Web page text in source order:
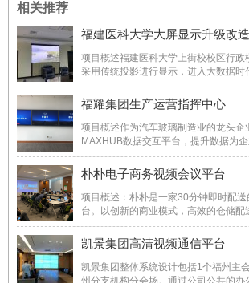
相关推荐
福建医科大学大屏显示升级改造
项目概述福建医科大学上街校校区行政
采用传统投影进行显示，进入大数据时
室，会议室效率提升的指标之一。高端
等，70英寸以上的电视已取代普通办公
寸以上的投影，已被激光显示代替。激
福耀集团生产运营指挥中心
项目概述作为汽车玻璃制造业的龙头企
MAXHUB数据交互平台，提升数据为
与决策力。福耀集团基地采用了大量工
智能制造系统，把工厂中的设备进行联
的数据。通过MAXHUB，可将生产数据
...
朴朴电子商务视频会议平台
项目概述：朴朴是一家30分钟即时配
台。以创新的商业模式，高效的仓储
B2C电商平台。以技术为核心驱动力，
商环境改善，同时推动中国食品安全进
会尊敬的优秀的互联网公司。目前主要
凯景集团高清视频通信平台
凯景集团整体系统设计包括1个福州主
州分支机构分会场。通过公司公共的办